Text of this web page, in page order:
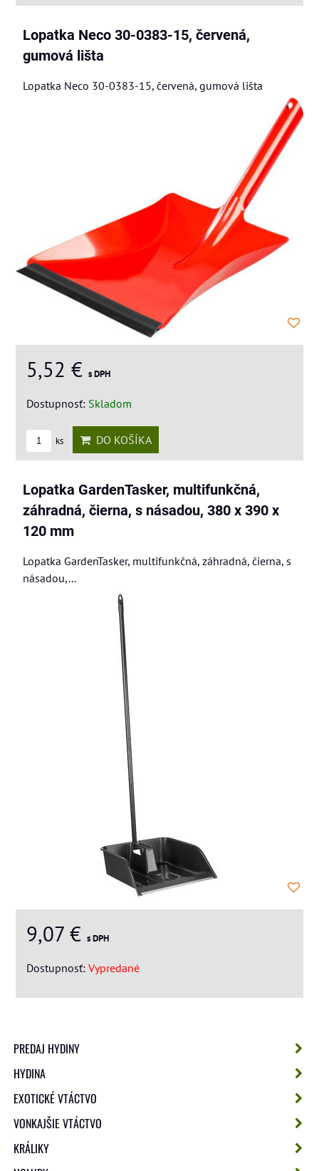
Lopatka Neco 30-0383-15, červená,
gumová lišta
Lopatka Neco 30-0383-15, červená, gumová lišta
5,52 € s DPH
Dostupnosť: Skladom
ks DO KOŠÍKA
Lopatka GardenTasker, multifunkčná,
záhradná, čierna, s násadou, 380 x 390 x
120 mm
Lopatka GardenTasker, multifunkčná, záhradná, čierna, s
násadou,...
9,07 € s DPH
Dostupnosť: Vypredané
PREDAJ HYDINY
HYDINA
EXOTICKÉ VTÁCTVO
VONKAJŠIE VTÁCTVO
KRÁLIKY